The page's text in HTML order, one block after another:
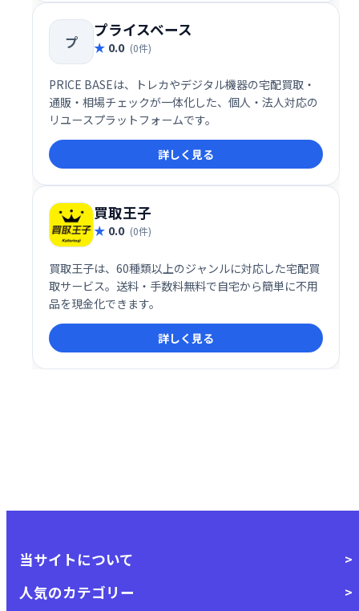
プ
プライスベース
0.0 (0件)
PRICE BASEは、トレカやデジタル機器の宅配買取・
通販・相場チェックが一体化した、個人・法人対応の
リユースプラットフォームです。
詳しく見る
買取王子
0.0 (0件)
買取王子は、60種類以上のジャンルに対応した宅配買
取サービス。送料・手数料無料で自宅から簡単に不用
品を現金化できます。
詳しく見る
当サイトについて
人気のカテゴリー